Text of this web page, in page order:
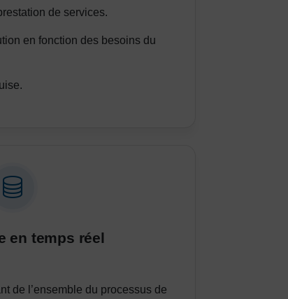
de services.
en fonction des besoins du
en temps réel
de l’ensemble du processus de